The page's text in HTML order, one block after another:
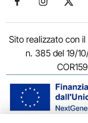
Sito realizzato con
n. 385 del 19/